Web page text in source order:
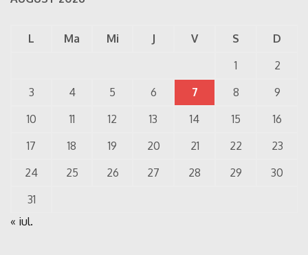
L Ma Mi J V S
D
1
2
3
4 5 6 7 8
9
10
11 12 13 14 15
16
17
18 19 20 21 22
23
24
25 26 27 28 29
30
31
« iul.